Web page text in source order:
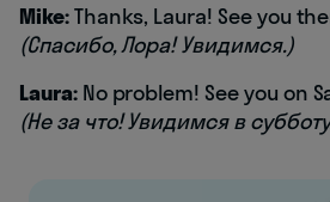
Mike:Thanks, Laura! See you
(Спасибо, Лора! Увидимся.)
Laura:No problem! See you on
(Не за что! Увидимся в